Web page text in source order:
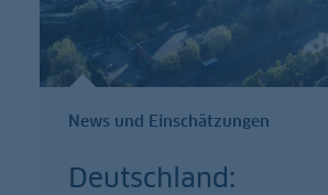
News und Einschätzungen
Deutschland: